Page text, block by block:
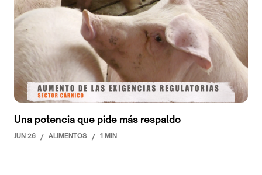
Una potencia que pide más respaldo
JUN 26 / ALIMENTOS / 1 MIN